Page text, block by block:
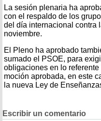
La sesión plenaria ha
con el respaldo de los
del día internacional contra
noviembre.
El Pleno ha aprobado
sumado el PSOE, para
obligaciones en lo
moción aprobada, en este
la nueva Ley de
Escribir un comentario